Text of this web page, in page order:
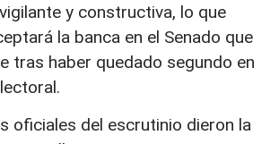
y constructiva, lo que
la banca en el Senado que
tras haber quedado segundo en
oficiales del escrutinio dieron la